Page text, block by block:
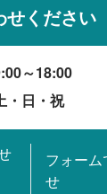
せください
～18:00
・日・祝
フォーム
せ